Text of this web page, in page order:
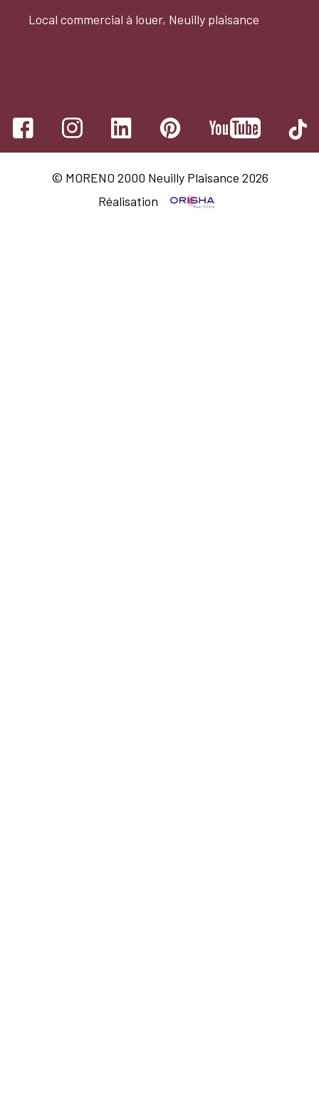
Local commercial à louer, Neuilly plaisance
© MORENO 2000 Neuilly Plaisance 2026
Réalisation